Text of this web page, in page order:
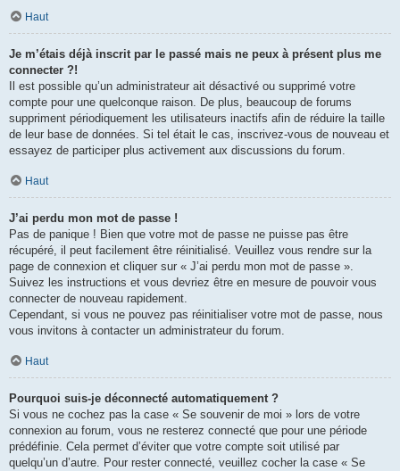
Haut
Je m’étais déjà inscrit par le passé mais ne peux à présent plus me
connecter ?!
Il est possible qu’un administrateur ait désactivé ou supprimé votre
compte pour une quelconque raison. De plus, beaucoup de forums
suppriment périodiquement les utilisateurs inactifs afin de réduire la taille
de leur base de données. Si tel était le cas, inscrivez-vous de nouveau et
essayez de participer plus activement aux discussions du forum.
Haut
J’ai perdu mon mot de passe !
Pas de panique ! Bien que votre mot de passe ne puisse pas être
récupéré, il peut facilement être réinitialisé. Veuillez vous rendre sur la
page de connexion et cliquer sur « J’ai perdu mon mot de passe ».
Suivez les instructions et vous devriez être en mesure de pouvoir vous
connecter de nouveau rapidement.
Cependant, si vous ne pouvez pas réinitialiser votre mot de passe, nous
vous invitons à contacter un administrateur du forum.
Haut
Pourquoi suis-je déconnecté automatiquement ?
Si vous ne cochez pas la case « Se souvenir de moi » lors de votre
connexion au forum, vous ne resterez connecté que pour une période
prédéfinie. Cela permet d’éviter que votre compte soit utilisé par
quelqu’un d’autre. Pour rester connecté, veuillez cocher la case « Se